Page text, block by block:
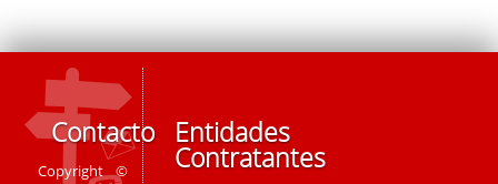
Contacto
Copyright ©
Entidades
Contratantes